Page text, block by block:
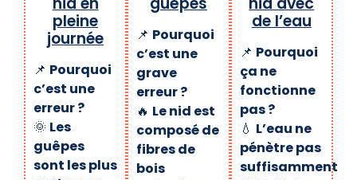
pleine
journée
📌 Pourquoi
c’est une
erreur ?
🌞 Les
guêpes
sont les plus
📌 Pourquoi
c’est une
grave
erreur ?
🔥 Le nid est
composé de
fibres de
bois
de l’eau
📌 Pourquoi
ça ne
fonctionne
pas ?
💧 L’eau ne
pénètre pas
suffisamment